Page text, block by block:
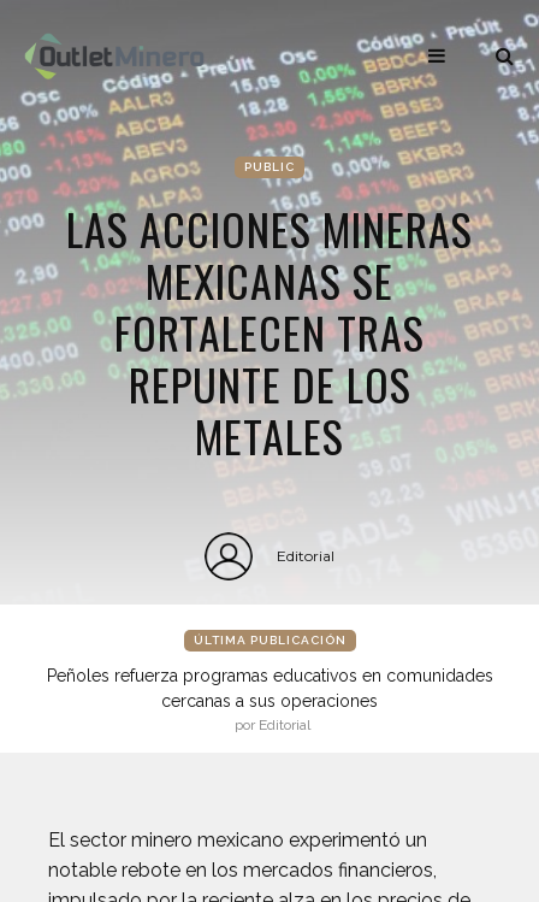
PUBLIC
LAS ACCIONES MINERAS
MEXICANAS SE
FORTALECEN TRAS
REPUNTE DE LOS
METALES
Editorial
ÚLTIMA PUBLICACIÓN
Peñoles refuerza programas educativos en comunidades
cercanas a sus operaciones
por Editorial
El sector minero mexicano experimentó un
notable rebote en los mercados financieros,